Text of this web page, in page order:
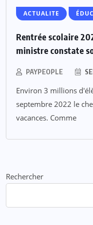
ACTUALITE
Rentrée scolaire
ministre constate
PAYPEOPLE
Environ 3 millions
septembre 2022 le
vacances. Comme
Rechercher